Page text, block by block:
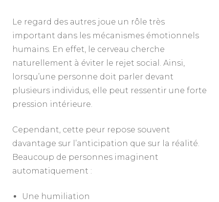
Le regard des autres joue un rôle très
important dans les mécanismes émotionnels
humains. En effet, le cerveau cherche
naturellement à éviter le rejet social. Ainsi,
lorsqu’une personne doit parler devant
plusieurs individus, elle peut ressentir une forte
pression intérieure.
Cependant, cette peur repose souvent
davantage sur l’anticipation que sur la réalité.
Beaucoup de personnes imaginent
automatiquement :
Une humiliation